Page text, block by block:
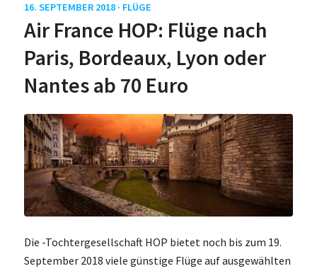
16. SEPTEMBER 2018 · FLÜGE
Air France HOP: Flüge nach
Paris, Bordeaux, Lyon oder
Nantes ab 70 Euro
Die -Tochtergesellschaft HOP bietet noch bis zum 19.
September 2018 viele günstige Flüge auf ausgewählten